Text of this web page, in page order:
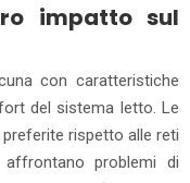
impatto sul
con caratteristiche
del sistema letto. Le
rispetto alle reti
problemi di